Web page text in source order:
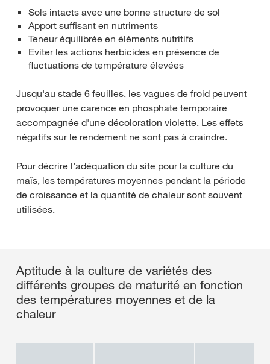
Sols intacts avec une bonne structure de sol
Apport suffisant en nutriments
Teneur équilibrée en éléments nutritifs
Eviter les actions herbicides en présence de
fluctuations de température élevées
Jusqu'au stade 6 feuilles, les vagues de froid peuvent
provoquer une carence en phosphate temporaire
accompagnée d'une décoloration violette. Les effets
négatifs sur le rendement ne sont pas à craindre.
Pour décrire l’adéquation du site pour la culture du
maïs, les températures moyennes pendant la période
de croissance et la quantité de chaleur sont souvent
utilisées.
Aptitude à la culture de variétés des
différents groupes de maturité en fonction
des températures moyennes et de la
chaleur